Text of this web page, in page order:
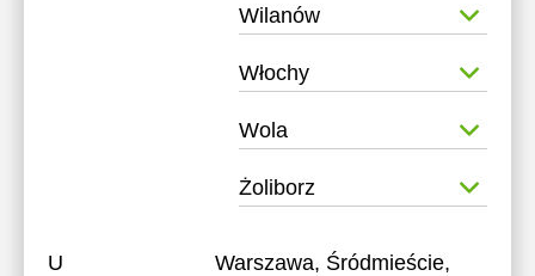
Wilanów
Włochy
Wola
Żoliborz
U
Warszawa, Śródmieście,